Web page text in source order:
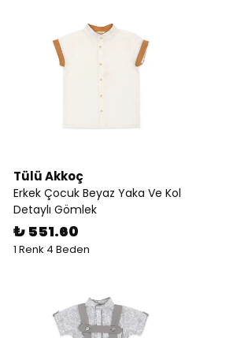
Tülü Akkoç
Erkek Çocuk Beyaz Yaka Ve Kol
Detaylı Gömlek
₺ 551.60
1 Renk 4 Beden